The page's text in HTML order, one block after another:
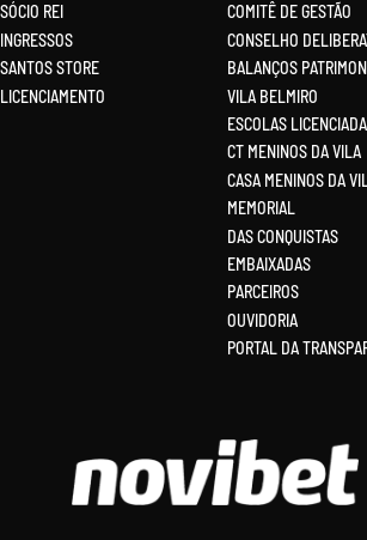
SÓCIO REI
INGRESSOS
SANTOS STORE
LICENCIAMENTO
COMITÊ DE GESTÃO
CONSELHO
BALANÇOS
VILA BELMIRO
ESCOLAS
CT MENINOS DA VILA
CASA MENINOS DA
MEMORIAL
DAS CONQUISTAS
EMBAIXADAS
PARCEIROS
OUVIDORIA
PORTAL DA